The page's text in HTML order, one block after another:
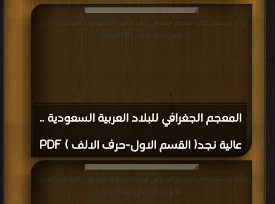
المعجم الجغرافي للبلاد العربية السعودية ..
عالية نجد( القسم الاول-حرف الالف ) PDF
قراءة و تحميل كتاب المعجم الجغرافي للبلاد العربية السعودية .. عالية نجد( القسم
الاول-حرف الالف ) PDF مجانا
قراءة و تحميل كتاب المعجم الجغرافي للبلاد العربية السعودية .. عالية نجد( القسم
الاول-حرف الدال) PDF مجانا